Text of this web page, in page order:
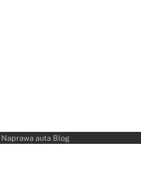
Naprawa auta Blog